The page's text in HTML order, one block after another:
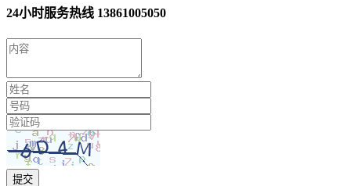
24小时服务热线 13861005050
提交